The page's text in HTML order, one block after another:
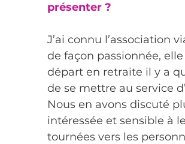
présenter ?
J’ai connu l’association
de façon passionnée,
départ en retraite il y a
de se mettre au service
Nous en avons discuté
intéressée et sensible à
tournées vers les